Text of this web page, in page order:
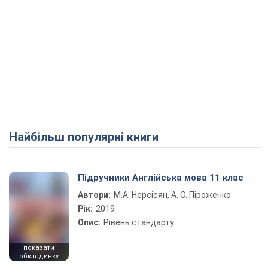
Найбільш популярні книги
показати
обкладинку
Підручники Англійська мова 11 клас
Автори: М.А. Нерсісян, А. О. Піроженко
Рік: 2019
Опис: Рівень стандарту